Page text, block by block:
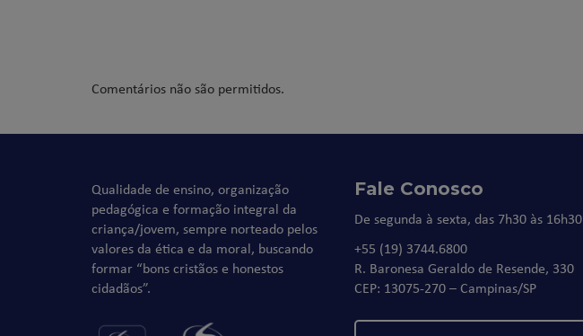
Comentários não são permitidos.
Qualidade de ensino, organização
pedagógica e formação integral da
criança/jovem, sempre norteado pelos
valores da ética e da moral, buscando
formar “bons cristãos e honestos
cidadãos”.
Fale Conosco
De segunda à sexta, das 7h30 às 16h30
+55 (19) 3744.6800
R. Baronesa Geraldo de Resende, 330
CEP: 13075-270 – Campinas/SP